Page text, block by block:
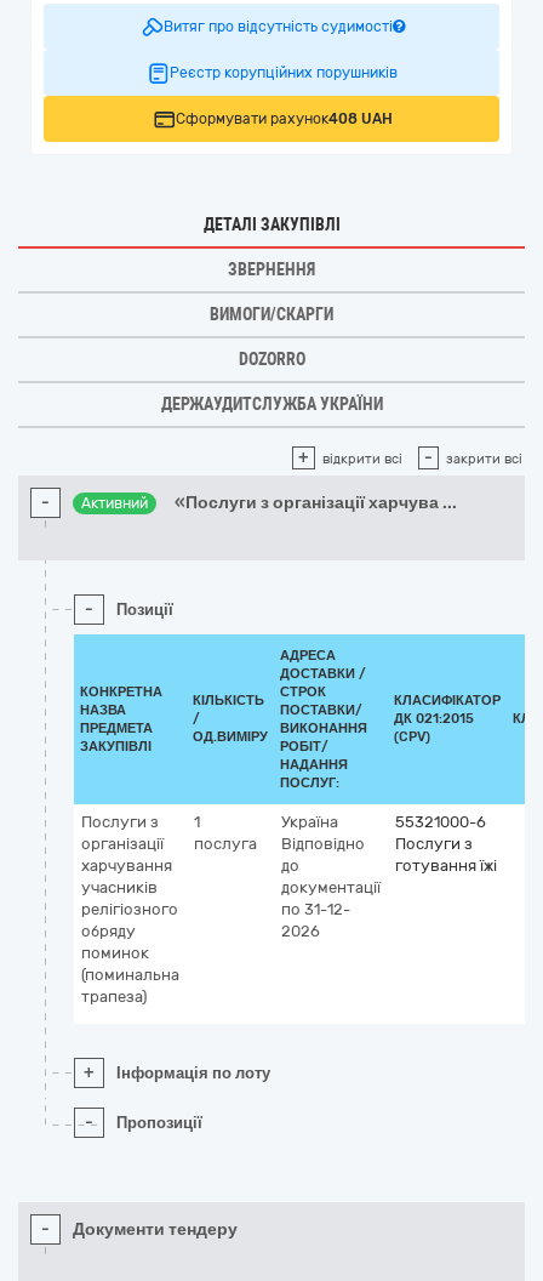
Витяг про відсутність судимості
Реєстр корупційних порушників
Сформувати рахунок408 UAH
ДЕТАЛІ ЗАКУПІВЛІ
ЗВЕРНЕННЯ
ВИМОГИ/СКАРГИ
DOZORRO
ДЕРЖАУДИТСЛУЖБА УКРАЇНИ
+ відкрити всі - закрити всі
- Активний «Послуги з організації харчува ...
- Позиції
КОНКРЕТНА
НАЗВА
ПРЕДМЕТА
ЗАКУПІВЛІ
КІЛЬКІСТЬ
/
ОД.ВИМІРУ
АДРЕСА
ДОСТАВКИ /
СТРОК
ПОСТАВКИ/
ВИКОНАННЯ
РОБІТ/
НАДАННЯ
ПОСЛУГ:
КЛАСИФІКАТОР
ДК 021:2015
(CPV)
Послуги з
організації
харчування
учасників
релігіозного
обряду
поминок
(поминальна
трапеза)
1
послуга
Україна
Відповідно
до
документації
по 31-12-
2026
55321000-6
Послуги з
готування їжі
+ Інформація по лоту
- Пропозиції
- Документи тендеру